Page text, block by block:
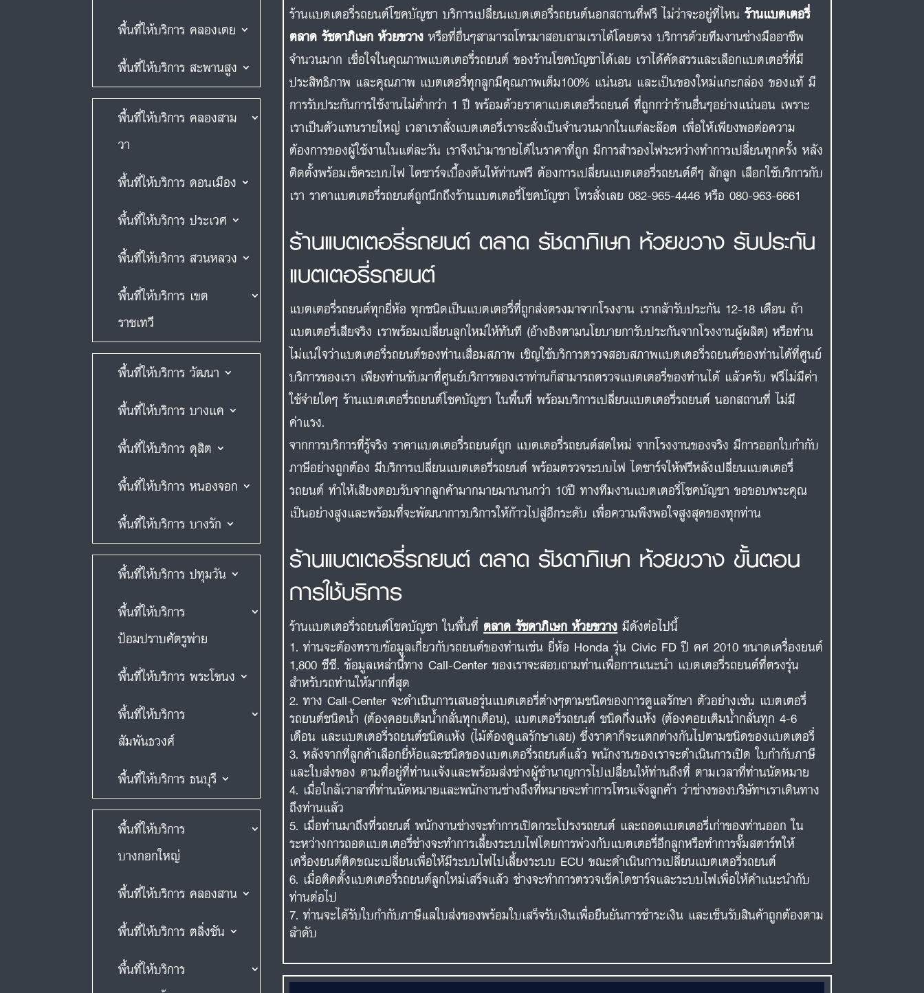
พื้นที่ให้บริการ คลองเตย
พื้นที่ให้บริการ สะพานสูง
พื้นที่ให้บริการ คลองสาม
วา
พื้นที่ให้บริการ ดอนเมือง
พื้นที่ให้บริการ ประเวศ
พื้นที่ให้บริการ สวนหลวง
พื้นที่ให้บริการ เขต
ราชเทวี
พื้นที่ให้บริการ วัฒนา
พื้นที่ให้บริการ บางแค
พื้นที่ให้บริการ ดุสิต
พื้นที่ให้บริการ หนองจอก
พื้นที่ให้บริการ บางรัก
พื้นที่ให้บริการ ปทุมวัน
พื้นที่ให้บริการ
ป้อมปราบศัตรูพ่าย
พื้นที่ให้บริการ พระโขนง
พื้นที่ให้บริการ
สัมพันธวงศ์
พื้นที่ให้บริการ ธนบุรี
พื้นที่ให้บริการ
บางกอกใหญ่
พื้นที่ให้บริการ คลองสาน
พื้นที่ให้บริการ ตลิ่งชัน
พื้นที่ให้บริการ
ร้านแบตเตอรี่รถยนต์โชคบัญชา บริการเปลี่ยนแบตเตอรี่รถยนต์นอกสถานที่ฟรี ไม่ว่าจะอยู่ที่ไหนร้านแบตเตอรี่
ตลาด รัชดาภิเษก ห้วยขวาง หรือที่อื่นๆสามารถโทรมาสอบถามเราได้โดยตรง บริการด้วยทีมงานช่างมืออาชีพ
จำนวนมาก เชื่อใจในคุณภาพแบตเตอรี่รถยนต์ ของร้านโชคบัญชาได้เลย เราได้คัดสรรและเลือกแบตเตอรี่ที่มี
ประสิทธิภาพ และคุณภาพ แบตเตอรี่ทุกลูกมีคุณภาพเต็ม100% แน่นอน และเป็นของใหม่แกะกล่อง ของแท้ มี
การรับประกันการใช้งานไม่ต่ำกว่า 1 ปี พร้อมด้วยราคาแบตเตอรี่รถยนต์ ที่ถูกกว่าร้านอื่นๆอย่างแน่นอน เพราะ
เราเป็นตัวแทนรายใหญ่ เวลาเราสั่งแบตเตอรี่เราจะสั่งเป็นจำนวนมากในแต่ละล๊อต เพื่อให้เพียงพอต่อความ
ต้องการของผู้ใช้งานในแต่ละวัน เราจึงนำมาขายได้ในราคาที่ถูก มีการสำรองไฟระหว่างทำการเปลี่ยนทุกครั้ง หลัง
ติดตั้งพร้อมเช็คระบบไฟ ไดชาร์จเบื้องต้นให้ท่านฟรี ต้องการเปลี่ยนแบตเตอรี่รถยนต์ดีๆ สักลูก เลือกใช้บริการกับ
เรา ราคาแบตเตอรี่รถยนต์ถูกนึกถึงร้านแบตเตอรี่โชคบัญชา โทรสั่งเลย 082-965-4446 หรือ 080-963-6661
ร้านแบตเตอรี่รถยนต์ ตลาด รัชดาภิเษก ห้วยขวาง รับประกัน
แบตเตอรี่รถยนต์
แบตเตอรี่รถยนต์ทุกยี่ห้อ ทุกชนิดเป็นแบตเตอรี่ที่ถูกส่งตรงมาจากโรงงาน เรากล้ารับประกัน 12-18 เดือน ถ้า
แบตเตอรี่เสียจริง เราพร้อมเปลี่ยนลูกใหม่ให้ทันที (อ้างอิงตามนโยบายการับประกันจากโรงงานผู้ผลิต) หรือท่าน
ไม่แน่ใจว่าแบตเตอรี่รถยนต์ของท่านเสื่อมสภาพ เชิญใช้บริการตรวจสอบสภาพแบตเตอรี่รถยนต์ของท่านได้ที่ศูนย์
บริการของเรา เพียงท่านขับมาที่ศูนย์บริการของเราท่านก็สามารถตรวจแบตเตอรี่ของท่านได้ แล้วครับ ฟรีไม่มีค่า
ใช้จ่ายใดๆ ร้านแบตเตอรี่รถยนต์โชคบัญชา ในพื้นที่ พร้อมบริการเปลี่ยนแบตเตอรี่รถยนต์ นอกสถานที่ ไม่มี
ค่าแรง.
จากการบริการที่รู้จริง ราคาแบตเตอรี่รถยนต์ถูก แบตเตอรี่รถยนต์สดใหม่ จากโรงงานของจริง มีการออกใบกำกับ
ภาษีอย่างถูกต้อง มีบริการเปลี่ยนแบตเตอรี่รถยนต์ พร้อมตรวจระบบไฟ ไดชาร์จให้ฟรีหลังเปลี่ยนแบตเตอรี่
รถยนต์ ทำให้เสียงตอบรับจากลูกค้ามากมายมานานกว่า 10ปี ทางทีมงานแบตเตอรี่โชคบัญชา ขอขอบพระคุณ
เป็นอย่างสูงและพร้อมที่จะพัฒนาการบริการให้ก้าวไปสู่อีกระดับ เพื่อความพึงพอใจสูงสุดของทุกท่าน
ร้านแบตเตอรี่รถยนต์ ตลาด รัชดาภิเษก ห้วยขวาง ขั้นตอน
การใช้บริการ
ร้านแบตเตอรี่รถยนต์โชคบัญชา ในพื้นที่ ตลาด รัชดาภิเษก ห้วยขวาง มีดังต่อไปนี้
ท่านจะต้องทราบข้อมูลเกี่ยวกับรถยนต์ของท่านเช่น ยี่ห้อ Honda รุ่น Civic FD ปี คศ 2010 ขนาดเครื่องยนต์
1,800 ซีซี. ข้อมูลเหล่านี้ทาง Call-Center ของเราจะสอบถามท่านเพื่อการแนะนำ แบตเตอรี่รถยนต์ที่ตรงรุ่น
สำหรับรถท่านให้มากที่สุด
ทาง Call-Center จะดำเนินการเสนอรุ่นแบตเตอรี่ต่างๆตามชนิดของการดูแลรักษา ตัวอย่างเช่น แบตเตอรี่
รถยนต์ชนิดน้ำ (ต้องคอยเติมน้ำกลั่นทุกเดือน), แบตเตอรี่รถยนต์ ชนิดกึ่งแห้ง (ต้องคอยเติมน้ำกลั่นทุก 4-6
เดือน และแบตเตอรี่รถยนต์ชนิดแห้ง (ไม้ต้องดูแลรักษาเลย) ซึ่งราคาก็จะแตกต่างกันไปตามชนิดของแบตเตอรี่
หลังจากที่ลูกค้าเลือกยี่ห้อและชนิดของแบตเตอรี่รถยนต์แล้ว พนักงานของเราจะดำเนินการเปิด ใบกำกับภาษี
และใบส่งของ ตามที่อยู่ที่ท่านแจ้งและพร้อมส่งช่างผู้ชำนาญการไปเปลี่ยนให้ท่านถึงที่ ตามเวลาที่ท่านนัดหมาย
เมื่อใกล้เวาลาที่ท่านนัดหมายและพนักงานช่างถึงที่หมายจะทำการโทรแจ้งลูกค้า ว่าช่างของบริษัทฯเราเดินทาง
ถึงท่านแล้ว
เมื่อท่านมาถึงที่รถยนต์ พนักงานช่างจะทำการเปิดกระโปรงรถยนต์ และถอดแบตเตอรี่เก่าของท่านออก ใน
ระหว่างการถอดแบตเตอรี่ช่างจะทำการเลี้ยงระบบไฟโดยการพ่วงกับแบตเตอรี่อีกลูกหรือทำการจั๊มสตาร์ทให้
เครื่องยนต์ติดขณะเปลี่ยนเพื่อให้มีระบบไฟไปเลี้ยงระบบ ECU ขณะดำเนินการเปลี่ยนแบตเตอรี่รถยนต์
เมื่อติดตั้งแบตเตอรี่รถยนต์ลูกใหม่เสร็จแล้ว ช่างจะทำการตรวจเช็คไดชาร์จและระบบไฟเพื่อให้คำแนะนำกับ
ท่านต่อไป
ท่านจะได้รับใบกำกับภาษีแลใบส่งของพร้อมใบเสร็จรับเงินเพื่อยืนยันการชำระเงิน และเซ็นรับสินค้าถูกต้องตาม
ลำดับ